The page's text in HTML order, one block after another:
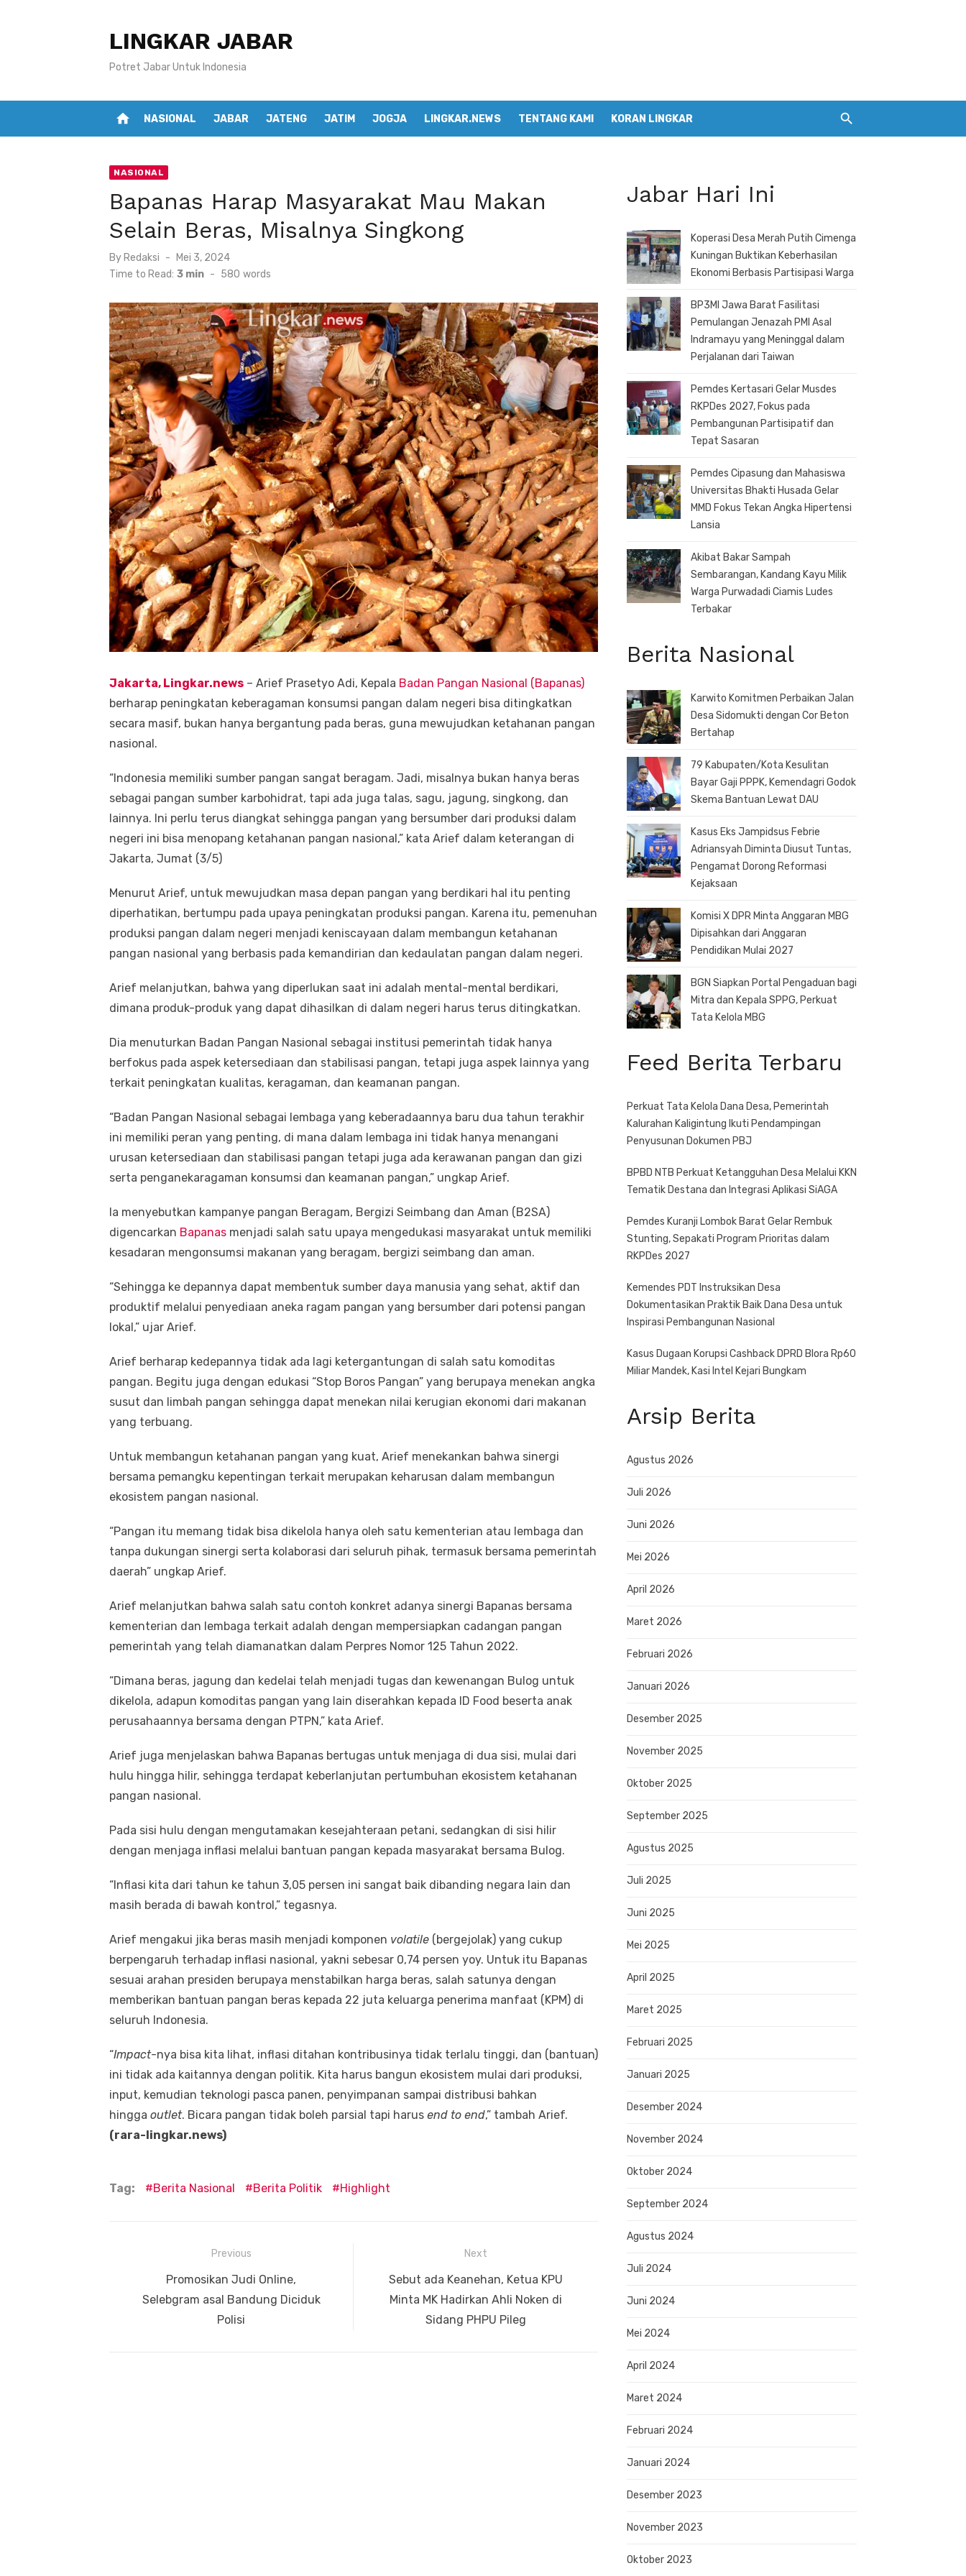
LINGKAR JABAR
Potret Jabar Untuk Indonesia
home NASIONAL JABAR JATENG JATIM JOGJA LINGKAR.NEWS TENTANG KAMI KORAN LINGKAR
NASIONAL
Bapanas Harap Masyarakat Mau Makan
Selain Beras, Misalnya Singkong
By Redaksi
Posted
on
Mei 3, 2024
Time to Read: 3 min - 580 words
Jakarta, Lingkar.news – Arief Prasetyo Adi, Kepala Badan Pangan Nasional (Bapanas)
berharap peningkatan keberagaman konsumsi pangan dalam negeri bisa ditingkatkan
secara masif, bukan hanya bergantung pada beras, guna mewujudkan ketahanan pangan
nasional.
“Indonesia memiliki sumber pangan sangat beragam. Jadi, misalnya bukan hanya beras
sebagai pangan sumber karbohidrat, tapi ada juga talas, sagu, jagung, singkong, dan
lainnya. Ini perlu terus diangkat sehingga pangan yang bersumber dari produksi dalam
negeri ini bisa menopang ketahanan pangan nasional,” kata Arief dalam keterangan di
Jakarta, Jumat (3/5)
Menurut Arief, untuk mewujudkan masa depan pangan yang berdikari hal itu penting
diperhatikan, bertumpu pada upaya peningkatan produksi pangan. Karena itu, pemenuhan
produksi pangan dalam negeri menjadi keniscayaan dalam membangun ketahanan
pangan nasional yang berbasis pada kemandirian dan kedaulatan pangan dalam negeri.
Arief melanjutkan, bahwa yang diperlukan saat ini adalah mental-mental berdikari,
dimana produk-produk yang dapat dihasilkan di dalam negeri harus terus ditingkatkan.
Dia menuturkan Badan Pangan Nasional sebagai institusi pemerintah tidak hanya
berfokus pada aspek ketersediaan dan stabilisasi pangan, tetapi juga aspek lainnya yang
terkait peningkatan kualitas, keragaman, dan keamanan pangan.
“Badan Pangan Nasional sebagai lembaga yang keberadaannya baru dua tahun terakhir
ini memiliki peran yang penting, di mana dalam lembaga ini tidak hanya menangani
urusan ketersediaan dan stabilisasi pangan tetapi juga ada kerawanan pangan dan gizi
serta penganekaragaman konsumsi dan keamanan pangan,” ungkap Arief.
Ia menyebutkan kampanye pangan Beragam, Bergizi Seimbang dan Aman (B2SA)
digencarkan Bapanas menjadi salah satu upaya mengedukasi masyarakat untuk memiliki
kesadaran mengonsumsi makanan yang beragam, bergizi seimbang dan aman.
“Sehingga ke depannya dapat membentuk sumber daya manusia yang sehat, aktif dan
produktif melalui penyediaan aneka ragam pangan yang bersumber dari potensi pangan
lokal,” ujar Arief.
Arief berharap kedepannya tidak ada lagi ketergantungan di salah satu komoditas
pangan. Begitu juga dengan edukasi “Stop Boros Pangan” yang berupaya menekan angka
susut dan limbah pangan sehingga dapat menekan nilai kerugian ekonomi dari makanan
yang terbuang.
Untuk membangun ketahanan pangan yang kuat, Arief menekankan bahwa sinergi
bersama pemangku kepentingan terkait merupakan keharusan dalam membangun
ekosistem pangan nasional.
“Pangan itu memang tidak bisa dikelola hanya oleh satu kementerian atau lembaga dan
tanpa dukungan sinergi serta kolaborasi dari seluruh pihak, termasuk bersama pemerintah
daerah” ungkap Arief.
Arief melanjutkan bahwa salah satu contoh konkret adanya sinergi Bapanas bersama
kementerian dan lembaga terkait adalah dengan mempersiapkan cadangan pangan
pemerintah yang telah diamanatkan dalam Perpres Nomor 125 Tahun 2022.
“Dimana beras, jagung dan kedelai telah menjadi tugas dan kewenangan Bulog untuk
dikelola, adapun komoditas pangan yang lain diserahkan kepada ID Food beserta anak
perusahaannya bersama dengan PTPN,” kata Arief.
Arief juga menjelaskan bahwa Bapanas bertugas untuk menjaga di dua sisi, mulai dari
hulu hingga hilir, sehingga terdapat keberlanjutan pertumbuhan ekosistem ketahanan
pangan nasional.
Pada sisi hulu dengan mengutamakan kesejahteraan petani, sedangkan di sisi hilir
dengan menjaga inflasi melalui bantuan pangan kepada masyarakat bersama Bulog.
“Inflasi kita dari tahun ke tahun 3,05 persen ini sangat baik dibanding negara lain dan
masih berada di bawah kontrol,” tegasnya.
Arief mengakui jika beras masih menjadi komponen volatile (bergejolak) yang cukup
berpengaruh terhadap inflasi nasional, yakni sebesar 0,74 persen yoy. Untuk itu Bapanas
sesuai arahan presiden berupaya menstabilkan harga beras, salah satunya dengan
memberikan bantuan pangan beras kepada 22 juta keluarga penerima manfaat (KPM) di
seluruh Indonesia.
“Impact-nya bisa kita lihat, inflasi ditahan kontribusinya tidak terlalu tinggi, dan (bantuan)
ini tidak ada kaitannya dengan politik. Kita harus bangun ekosistem mulai dari produksi,
input, kemudian teknologi pasca panen, penyimpanan sampai distribusi bahkan
hingga outlet. Bicara pangan tidak boleh parsial tapi harus end to end,” tambah Arief.
(rara-lingkar.news)
Tag: Berita Nasional Berita Politik Highlight
Previous
Previous
post:
Promosikan Judi Online,
Selebgram asal Bandung Diciduk
Polisi
Next
Next
post:
Sebut ada Keanehan, Ketua KPU
Minta MK Hadirkan Ahli Noken di
Sidang PHPU Pileg
Jabar Hari Ini
Koperasi Desa Merah Putih Cimenga
Kuningan Buktikan Keberhasilan
Ekonomi Berbasis Partisipasi Warga
BP3MI Jawa Barat Fasilitasi
Pemulangan Jenazah PMI Asal
Indramayu yang Meninggal dalam
Perjalanan dari Taiwan
Pemdes Kertasari Gelar Musdes
RKPDes 2027, Fokus pada
Pembangunan Partisipatif dan
Tepat Sasaran
Pemdes Cipasung dan Mahasiswa
Universitas Bhakti Husada Gelar
MMD Fokus Tekan Angka Hipertensi
Lansia
Akibat Bakar Sampah
Sembarangan, Kandang Kayu Milik
Warga Purwadadi Ciamis Ludes
Terbakar
Berita Nasional
Karwito Komitmen Perbaikan Jalan
Desa Sidomukti dengan Cor Beton
Bertahap
79 Kabupaten/Kota Kesulitan
Bayar Gaji PPPK, Kemendagri Godok
Skema Bantuan Lewat DAU
Kasus Eks Jampidsus Febrie
Adriansyah Diminta Diusut Tuntas,
Pengamat Dorong Reformasi
Kejaksaan
Komisi X DPR Minta Anggaran MBG
Dipisahkan dari Anggaran
Pendidikan Mulai 2027
BGN Siapkan Portal Pengaduan bagi
Mitra dan Kepala SPPG, Perkuat
Tata Kelola MBG
Feed Berita Terbaru
Perkuat Tata Kelola Dana Desa, Pemerintah
Kalurahan Kaligintung Ikuti Pendampingan
Penyusunan Dokumen PBJ
BPBD NTB Perkuat Ketangguhan Desa Melalui KKN
Tematik Destana dan Integrasi Aplikasi SiAGA
Pemdes Kuranji Lombok Barat Gelar Rembuk
Stunting, Sepakati Program Prioritas dalam
RKPDes 2027
Kemendes PDT Instruksikan Desa
Dokumentasikan Praktik Baik Dana Desa untuk
Inspirasi Pembangunan Nasional
Kasus Dugaan Korupsi Cashback DPRD Blora Rp60
Miliar Mandek, Kasi Intel Kejari Bungkam
Arsip Berita
Agustus 2026
Juli 2026
Juni 2026
Mei 2026
April 2026
Maret 2026
Februari 2026
Januari 2026
Desember 2025
November 2025
Oktober 2025
September 2025
Agustus 2025
Juli 2025
Juni 2025
Mei 2025
April 2025
Maret 2025
Februari 2025
Januari 2025
Desember 2024
November 2024
Oktober 2024
September 2024
Agustus 2024
Juli 2024
Juni 2024
Mei 2024
April 2024
Maret 2024
Februari 2024
Januari 2024
Desember 2023
November 2023
Oktober 2023